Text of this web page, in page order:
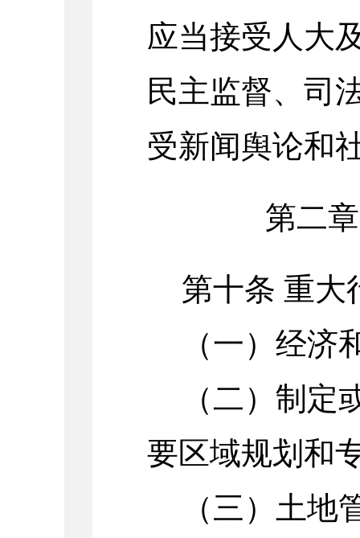
应当接受人大
民主监督、司
受新闻舆论和
第二
第十条 重大
（一）经
（二）制
要区域规划和
（三）土